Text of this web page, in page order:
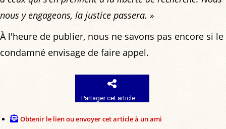
nous y engageons, la justice passera. »
À l'heure de publier, nous ne savons pas encore si le
condamné envisage de faire appel.
Partager cet article
Obtenir le lien ou envoyer cet article à un ami